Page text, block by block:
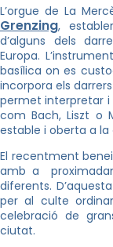
L’orgue de La
Grenzing,
d’alguns dels
Europa.
basílica on es
incorpora els
permet interpretar i
com Bach, Liszt o
estable i oberta a la
El recentment
amb a
diferents.
per al culte
celebració de
ciutat.